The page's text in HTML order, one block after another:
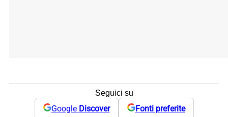
Seguici su
Google Discover Fonti preferite